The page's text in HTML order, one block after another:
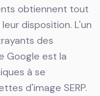
obtiennent tout
disposition. L'un
des
Google est la
à se
d'image SERP.